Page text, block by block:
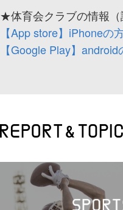
★体育会クラブの情報（
【App store】iPhoneの
【Google Play】